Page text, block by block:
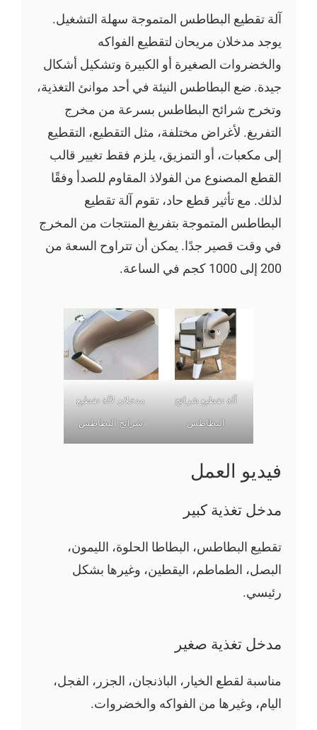
آلة تقطيع البطاطس المتموجة سهلة التشغيل.
يوجد مدخلان مريحان لتقطيع الفواكه
والخضروات الصغيرة أو الكبيرة وتشكيل أشكال
جيدة. ضع البطاطس النيئة في أحد موانئ التغذية،
وتخرج شرائح البطاطس بسرعة من مخرج
التفريغ. لأغراض مختلفة، مثل التقطيع، التقطيع
إلى مكعبات، أو التمزيق، يلزم فقط تغيير قالب
القطع المصنوع من الفولاذ المقاوم للصدأ وفقًا
لذلك. مع تأثير قطع حاد، تقوم آلة تقطيع
البطاطس المتموجة بتفريغ المنتجات من المخرج
في وقت قصير جدًا. يمكن أن تتراوح السعة من
آلة تقطيع شرائح
البطاطس
مدخلان لآلة تقطيع
شرائح البطاطس
فيديو العمل
مدخل تغذية كبير
تقطيع البطاطس، البطاطا الحلوة، الليمون،
البصل، الطماطم، اليقطين، وغيرها بشكل
رئيسي.
مدخل تغذية صغير
مناسبة لقطع الخيار، الباذنجان، الجزر، الفجل،
اليام، وغيرها من الفواكه والخضروات.